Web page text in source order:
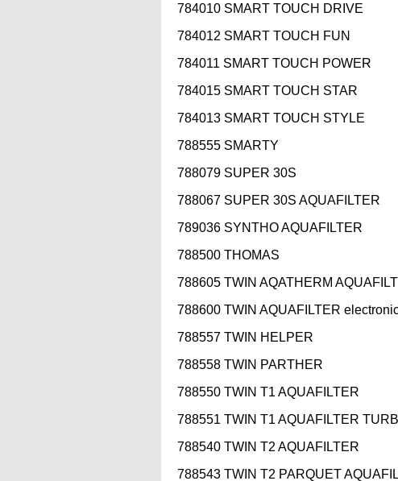
784010 SMART TOUCH DRIVE
784012 SMART TOUCH FUN
784011 SMART TOUCH POWER
784015 SMART TOUCH STAR
784013 SMART TOUCH STYLE
788555 SMARTY
788079 SUPER 30S
788067 SUPER 30S AQUAFILTER
789036 SYNTHO AQUAFILTER
788500 THOMAS
788605 TWIN AQATHERM
788600 TWIN AQUAFILTER
788557 TWIN HELPER
788558 TWIN PARTHER
788550 TWIN T1 AQUAFILTER
788551 TWIN T1 AQUAFILTER
788540 TWIN T2 AQUAFILTER
788543 TWIN T2 PARQUET